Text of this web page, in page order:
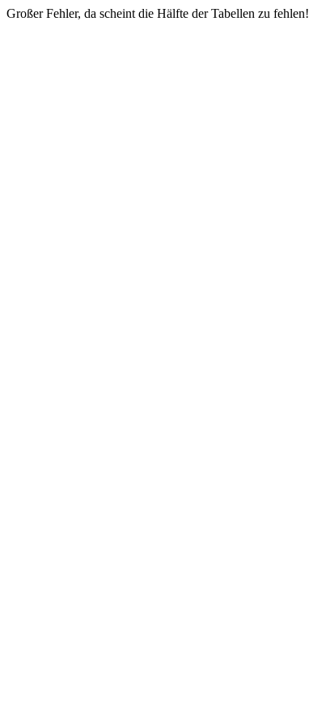
Großer Fehler, da scheint die Hälfte der Tabellen zu fehlen!